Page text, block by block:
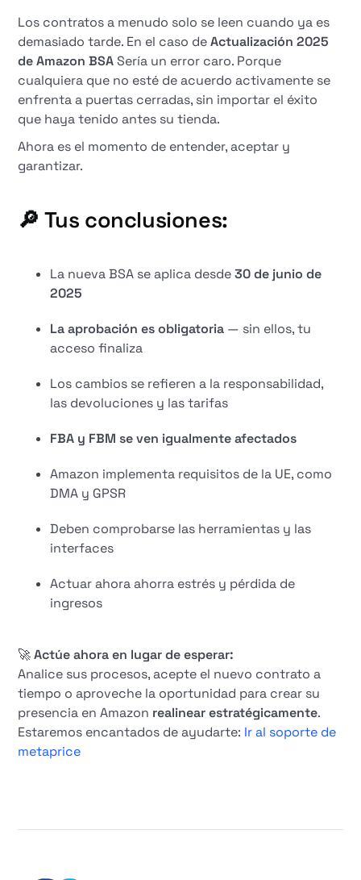
Los contratos a menudo solo se leen cuando ya es
demasiado tarde. En el caso deActualización 2025
de Amazon BSASería un error caro. Porque
cualquiera que no esté de acuerdo activamente se
enfrenta a puertas cerradas, sin importar el éxito
que haya tenido antes su tienda.
Ahora es el momento de entender, aceptar y
garantizar.
🔎 Tus conclusiones:
La nueva BSA se aplica desde30 de junio de
2025
La aprobación es obligatoria — sin ellos, tu
acceso finaliza
Los cambios se refieren a la responsabilidad,
las devoluciones y las tarifas
FBA y FBM se ven igualmente afectados
Amazon implementa requisitos de la UE, como
DMA y GPSR
Deben comprobarse las herramientas y las
interfaces
Actuar ahora ahorra estrés y pérdida de
ingresos
🚀Actúe ahora en lugar de esperar:
Analice sus procesos, acepte el nuevo contrato a
tiempo o aproveche la oportunidad para crear su
presencia en Amazon realinear estratégicamente.
Estaremos encantados de ayudarte: Ir al soporte de
metaprice